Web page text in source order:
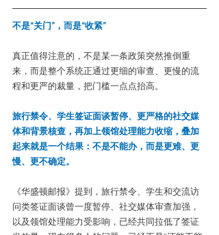
不是“关门”，而是“收紧”
真正值得注意的，不是某一条政策突然推倒重
来，而是整个系统正通过更细的审查、更慢的流
程和更严的裁量，把门槛一点点抬高。
旅行禁令、学生签证面谈暂停、更严格的社交媒
体和背景核查，再加上领馆处理能力收缩，叠加
起来就是一个结果：不是不能办，而是更难、更
慢、更不确定。
《华盛顿邮报》提到，旅行禁令、学生和交流访
问类签证面谈曾一度暂停、社交媒体审查加强，
以及领馆处理能力受影响，已经共同拉低了签证